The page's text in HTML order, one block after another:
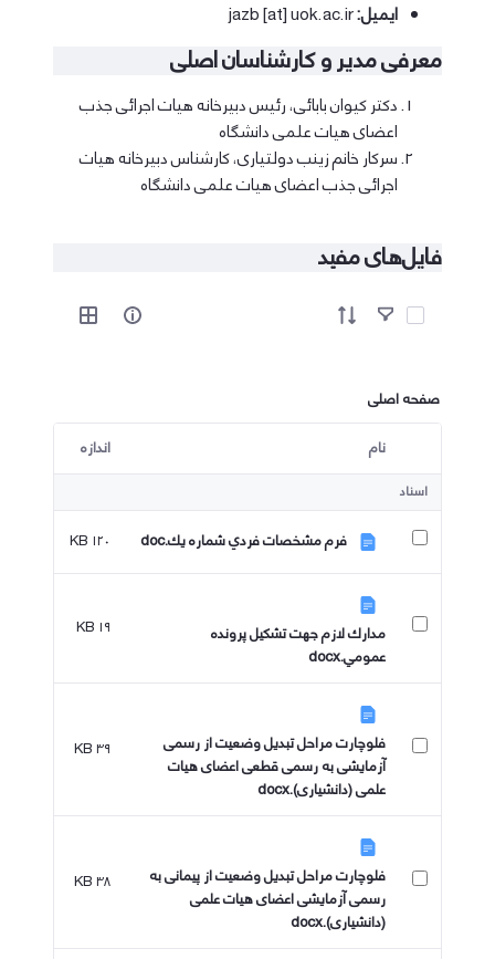
ایمیل:
معرفی مدیر و کارشناسان اصلی
دکتر کیوان بابائی، رئیس دبیرخانه هیات اجرائی جذب
اعضای هیات علمی دانشگاه
سرکار خانم زینب دولتیاری، کارشناس دبیرخانه هیات
اجرائی جذب اعضای هیات علمی دانشگاه
فایل‌های مفید
آیتم ها را انتخاب کنید
صفحه اصلی
کاربر انتخاب شده
نام اندازه
اسناد
فرم مشخصات فردي شماره يك.doc ۱۲۰ KB
مدارك لازم جهت تشكيل پرونده
عمومي.docx
۱۹ KB
فلوچارت مراحل تبدیل وضعیت از رسمی
آزمایشی به رسمی قطعی اعضای هیات
علمی (دانشیاری).docx
۳۹ KB
فلوچارت مراحل تبدیل وضعیت از پیمانی به
رسمی آزمایشی اعضای هیات علمی
(دانشیاری).docx
۳۸ KB